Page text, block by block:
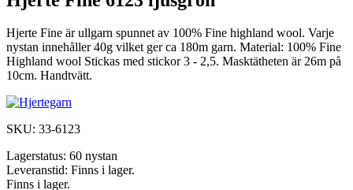
Hjerte Fine är ullgarn spunnet av 100% Fine highland wool. Varje
nystan innehåller 40g vilket ger ca 180m garn. Material: 100% Fine
Highland wool Stickas med stickor 3 - 2,5. Masktätheten är 26m på
10cm. Handtvätt.
SKU: 33-6123
Lagerstatus: 60 nystan
Leveranstid: Finns i lager.
Finns i lager.